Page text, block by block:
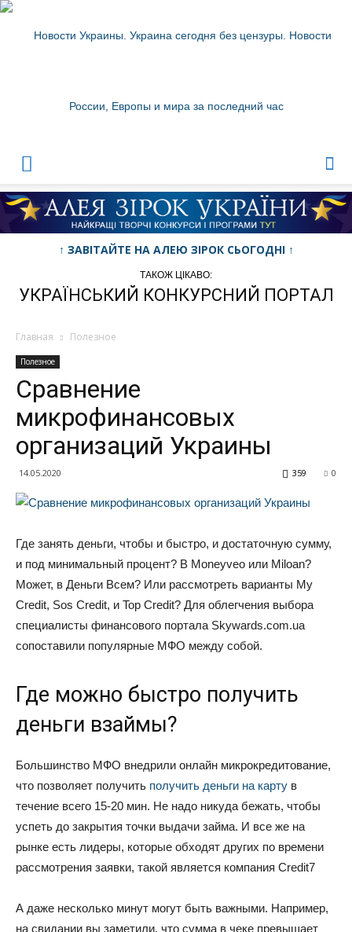
Украины
↑ ЗАВІТАЙТЕ НА АЛЕЮ ЗІРОК СЬОГОДНІ ↑
ТАКОЖ ЦІКАВО:
УКРАЇНСЬКИЙ КОНКУРСНИЙ ПОРТАЛ
Главная Полезное
Полезное
Сравнение
микрофинансовых
организаций Украины
14.05.2020 0
359
Где занять деньги, чтобы и быстро, и достаточную сумму,
и под минимальный процент? В Moneyveo или Miloan?
Может, в Деньги Всем? Или рассмотреть варианты My
Credit, Sos Credit, и Top Credit? Для облегчения выбора
специалисты финансового портала Skywards.com.ua
сопоставили популярные МФО между собой.
Где можно быстро получить
деньги взаймы?
Большинство МФО внедрили онлайн микрокредитование,
что позволяет получить получить деньги на карту в
течение всего 15-20 мин. Не надо никуда бежать, чтобы
успеть до закрытия точки выдачи займа. И все же на
рынке есть лидеры, которые обходят других по времени
рассмотрения заявки, такой является компания Credit7
А даже несколько минут могут быть важными. Например,
на свидании вы заметили, что сумма в чеке превышает